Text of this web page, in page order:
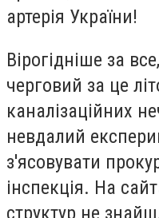
артерія України!
Вірогідніше за
черговий за це
каналізаційних
невдалий
з'ясовувати
інспекція. На
структур не